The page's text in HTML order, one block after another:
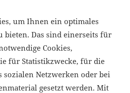
um Ihnen ein optimales
bieten. Das sind einerseits für
Cookies,
für Statistikzwecke, für die
sozialen Netzwerken oder bei
gesetzt werden. Mit